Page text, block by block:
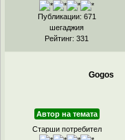
Публикации: 671
шегаджия
Рейтинг: 331
Gogos
Автор на темата
Старши потребител